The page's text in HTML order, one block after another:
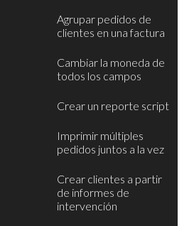
Agrupar pedidos de
clientes en una factura
Cambiar la moneda de
todos los campos
Crear un reporte script
Imprimir múltiples
pedidos juntos a la vez
Crear clientes a partir
de informes de
intervención